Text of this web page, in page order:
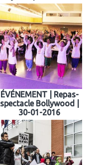
ÉVÉNEMENT | Repas-
spectacle Bollywood |
30-01-2016